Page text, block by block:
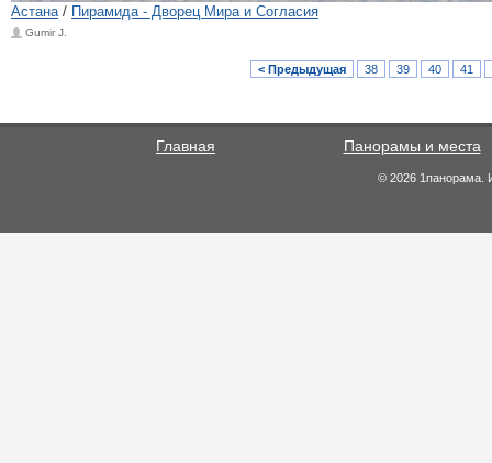
Астана/ Пирамида - Дворец Мира и Согласия
Gumir J.
< Предыдущая 38 39 40 41
Главная Панорамы и места
© 2026 1панорама.